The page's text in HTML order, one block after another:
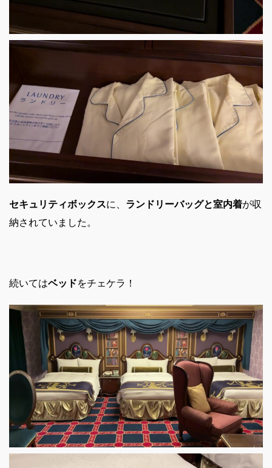
セキュリティボックスに、 ランドリーバッグと室内着が収
納されていました。
続いてはベッドをチェケラ！